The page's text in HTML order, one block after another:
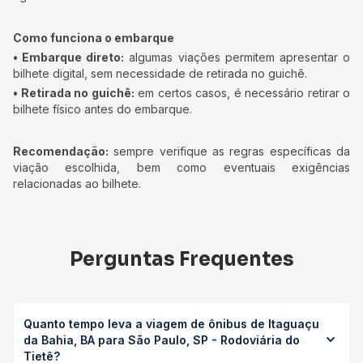
Como funciona o embarque
• Embarque direto: algumas viações permitem apresentar o
bilhete digital, sem necessidade de retirada no guichê.
• Retirada no guichê: em certos casos, é necessário retirar o
bilhete físico antes do embarque.
Recomendação: sempre verifique as regras específicas da
viação escolhida, bem como eventuais exigências
relacionadas ao bilhete.
Perguntas Frequentes
Quanto tempo leva a viagem de ônibus de Itaguaçu
da Bahia, BA para São Paulo, SP - Rodoviária do
Tietê?